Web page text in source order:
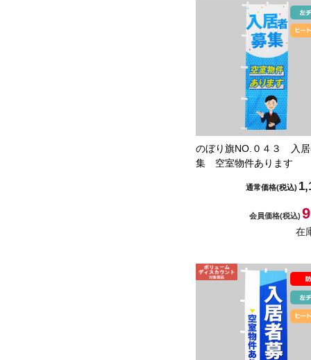
のぼり旗NO.０４３ 入
集 空室物件あります
通常価格(税込)
会員価格(税込)
在